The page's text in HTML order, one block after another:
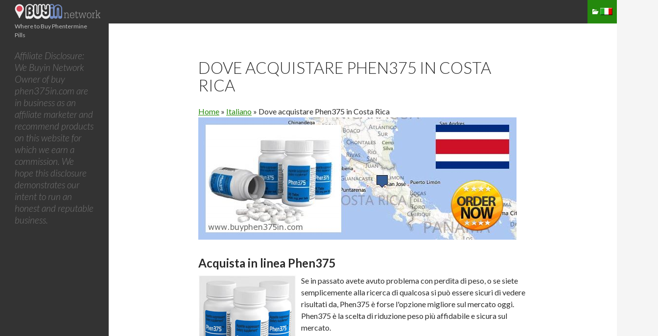
DOVE ACQUISTARE PHEN375 IN COSTA
RICA
Home » Italiano » Dove acquistare Phen375 in Costa Rica
Acquista in linea Phen375
Se in passato avete avuto problema con perdita di peso, o se siete
semplicemente alla ricerca di qualcosa si può essere sicuri di vedere
risultati da, Phen375 è forse l'opzione migliore sul mercato oggi.
Phen375 è la scelta di riduzione peso più affidabile e sicura sul
mercato.
Where to Buy Phentermine
Pills
Affiliate Disclosure:
We Buyin Network
Owner of buy
phen375in.com are
in business as an
affiliate marketer and
recommend products
on this website for
which we earn a
commission. We
hope this disclosure
demonstrates our
intent to run an
honest and reputable
business.